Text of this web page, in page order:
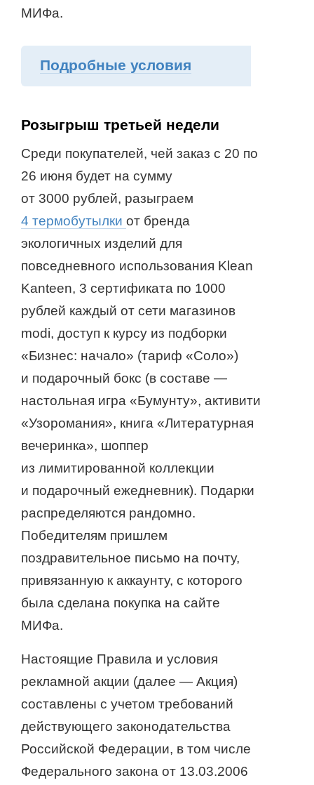
МИФа.
Подробные условия
Розыгрыш третьей недели
Среди покупателей, чей заказ с 20 по
26 июня будет на сумму
от 3000 рублей, разыграем
4 термобутылки от бренда
экологичных изделий для
повседневного использования Klean
Kanteen, 3 сертификата по 1000
рублей каждый от сети магазинов
modi, доступ к курсу из подборки
«Бизнес: начало» (тариф «Соло»)
и подарочный бокс (в составе —
настольная игра «Бумунту», активити
«Узоромания», книга «Литературная
вечеринка», шоппер
из лимитированной коллекции
и подарочный ежедневник). Подарки
распределяются рандомно.
Победителям пришлем
поздравительное письмо на почту,
привязанную к аккаунту, с которого
была сделана покупка на сайте
МИФа.
Настоящие Правила и условия
рекламной акции (далее — Акция)
составлены с учетом требований
действующего законодательства
Российской Федерации, в том числе
Федерального закона от 13.03.2006